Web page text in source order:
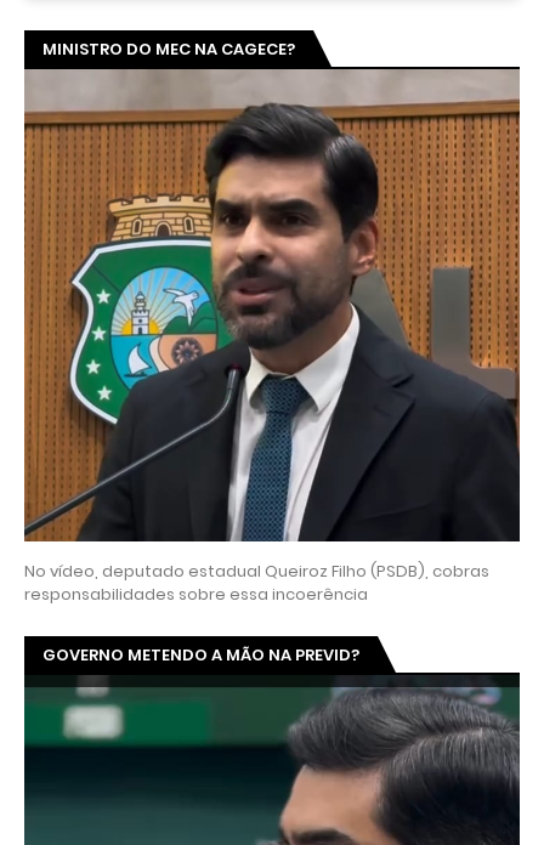
MINISTRO DO MEC NA CAGECE?
No vídeo, deputado estadual Queiroz Filho (PSDB), cobras
responsabilidades sobre essa incoerência
GOVERNO METENDO A MÃO NA PREVID?